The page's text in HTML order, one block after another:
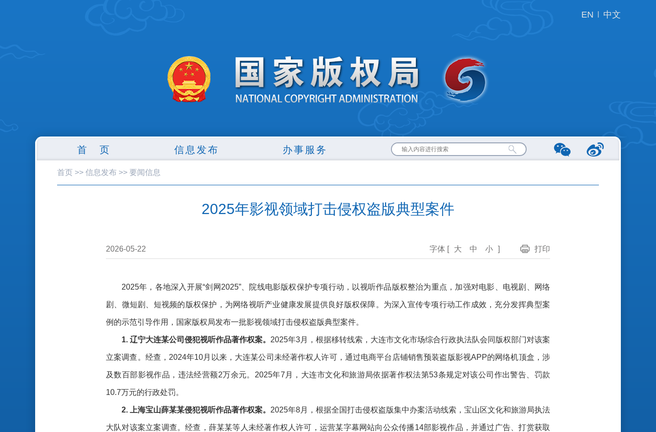
EN | 中文
首 页 信息发布 办事服务
首页 >> 信息发布 >> 要闻信息
2025年影视领域打击侵权盗版典型案件
2026-05-22 字体 [ 大 中 小 ] 打印
2025年，各地深入开展“剑网2025”、院线电影版权保护专项行动，以视听作品版权整治为重点，加强对电影、电视剧、网络
剧、微短剧、短视频的版权保护，为网络视听产业健康发展提供良好版权保障。为深入宣传专项行动工作成效，充分发挥典型案
例的示范引导作用，国家版权局发布一批影视领域打击侵权盗版典型案件。
1. 辽宁大连某公司侵犯视听作品著作权案。 2025年3月，根据移转线索，大连市文化市场综合行政执法队会同版权部门对该案
立案调查。经查，2024年10月以来，大连某公司未经著作权人许可，通过电商平台店铺销售预装盗版影视APP的网络机顶盒，涉
及数百部影视作品，违法经营额2万余元。2025年7月，大连市文化和旅游局依据著作权法第53条规定对该公司作出警告、罚款
10.7万元的行政处罚。
2. 上海宝山薛某某侵犯视听作品著作权案。 2025年8月，根据全国打击侵权盗版集中办案活动线索，宝山区文化和旅游局执法
大队对该案立案调查。经查，薛某某等人未经著作权人许可，运营某字幕网站向公众传播14部影视作品，并通过广告、打赏获取